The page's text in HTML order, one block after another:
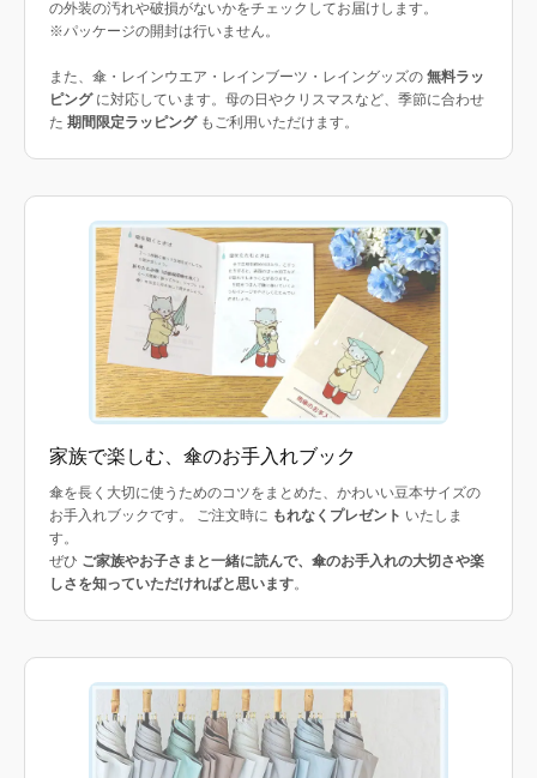
の外装の汚れや破損がないかをチェックしてお届けします。
※パッケージの開封は行いません。
また、傘・レインウエア・レインブーツ・レイングッズの 無料ラッ
ピングに対応しています。母の日やクリスマスなど、季節に合わせ
た 期間限定ラッピングもご利用いただけます。
家族で楽しむ、傘のお手入れブック
傘を長く大切に使うためのコツをまとめた、かわいい豆本サイズの
お手入れブックです。 ご注文時に もれなくプレゼント いたしま
す。
ぜひ ご家族やお子さまと一緒に読んで、傘のお手入れの大切さや楽
しさを知っていただければと思います。